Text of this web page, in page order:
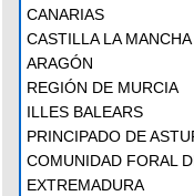
CANARIAS
CASTILLA LA MANCHA
ARAGÓN
REGIÓN DE MURCIA
ILLES BALEARS
PRINCIPADO DE
COMUNIDAD FORAL
EXTREMADURA